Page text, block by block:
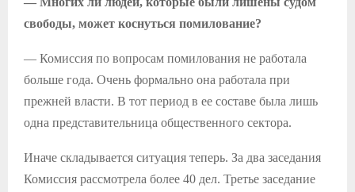
свободы, может коснуться помилование?
— Комиссия по вопросам помилования не работала
больше года. Очень формально она работала при
прежней власти. В тот период в ее составе была лишь
одна представительница общественного сектора.
Иначе складывается ситуация теперь. За два заседания
Комиссия рассмотрела более 40 дел. Третье заседание